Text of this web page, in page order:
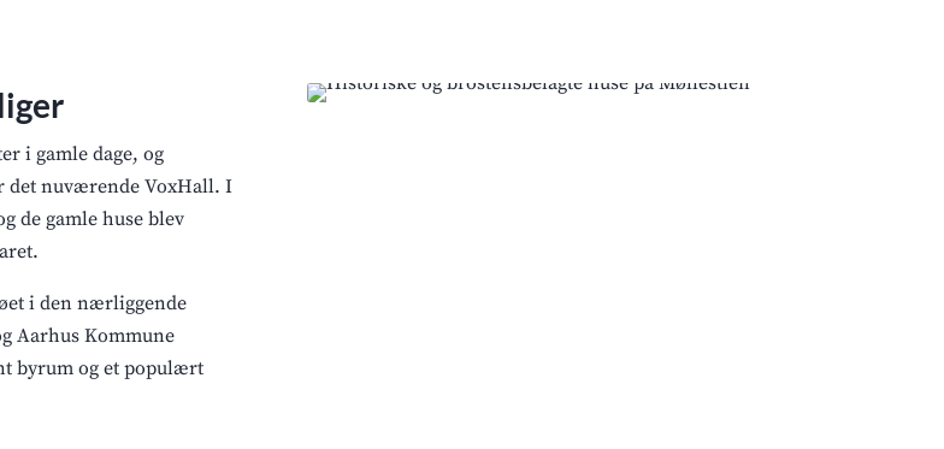
i gamle dage, og
det nuværende VoxHall. I
de gamle huse blev
i den nærliggende
Aarhus Kommune
byrum og et populært